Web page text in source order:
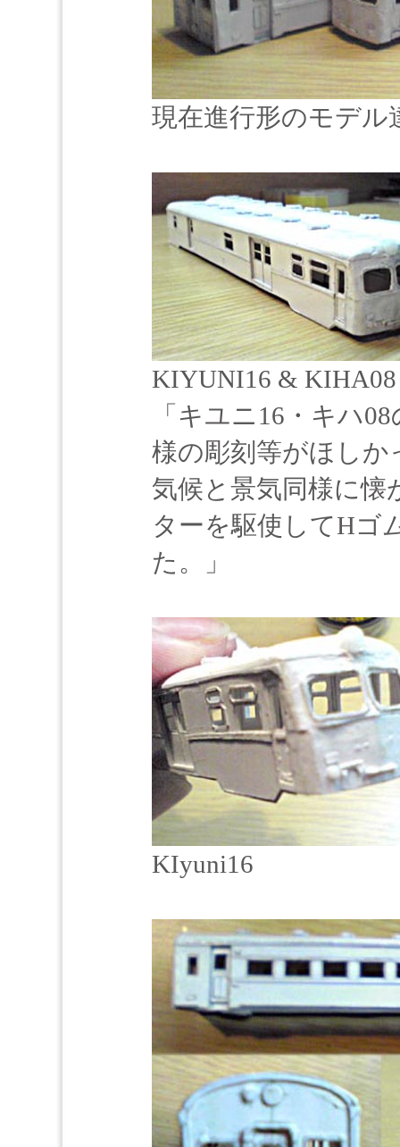
現在進行形のモデル
KIYUNI16 & KIHA08
「キユニ16・キハ
様の彫刻等がほしか
気候と景気同様に
ターを駆使してHゴ
た。」
KIyuni16